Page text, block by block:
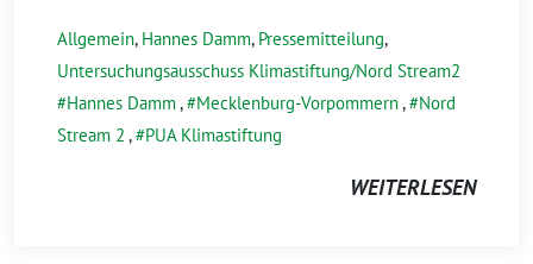
Allgemein, Hannes Damm, Pressemitteilung,
Untersuchungsausschuss Klimastiftung/Nord Stream2
Hannes Damm, Mecklenburg-Vorpommern,
Nord
Stream 2 , PUA Klimastiftung
WEITERLESEN